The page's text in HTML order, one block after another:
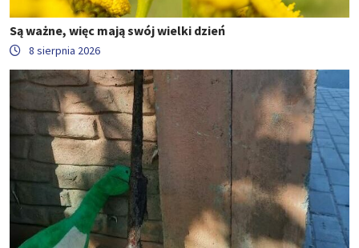
Są ważne, więc mają swój wielki dzień
8 sierpnia 2026